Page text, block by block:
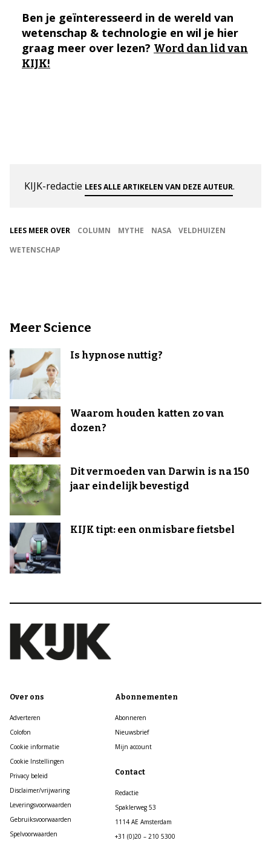
Ben je geïnteresseerd in de wereld van
wetenschap & technologie en wil je hier
graag meer over lezen? Word dan lid van
KIJK!
KIJK-redactie LEES ALLE ARTIKELEN VAN DEZE AUTEUR.
LEES MEER OVER COLUMN MYTHE NASA
VELDHUIZEN
WETENSCHAP
Meer Science
Is hypnose nuttig?
Waarom houden katten zo van
dozen?
Dit vermoeden van Darwin is na 150
jaar eindelijk bevestigd
KIJK tipt: een onmisbare fietsbel
Over ons
Adverteren
Colofon
Cookie informatie
Cookie Instellingen
Privacy beleid
Disclaimer/vrijwaring
Leveringsvoorwaarden
Gebruiksvoorwaarden
Spelvoorwaarden
Abonnementen
Abonneren
Nieuwsbrief
Mijn account
Contact
Redactie
Spaklerweg 53
1114 AE Amsterdam
+31 (0)20 – 210 5300